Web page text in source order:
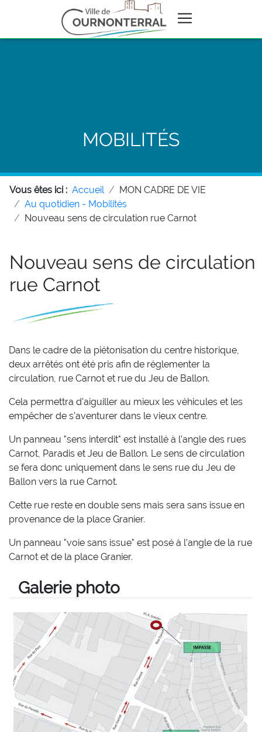
MOBILITÉS
Vous êtes ici : Accueil
MON CADRE DE VIE
Au quotidien - Mobilités
Nouveau sens de circulation rue Carnot
Nouveau sens de circulation
rue Carnot
Dans le cadre de la piétonisation du centre historique,
deux arrêtés ont été pris afin de réglementer la
circulation, rue Carnot et rue du Jeu de Ballon.
Cela permettra d'aiguiller au mieux les véhicules et les
empêcher de s’aventurer dans le vieux centre.
Un panneau "sens interdit" est installé à l’angle des rues
Carnot, Paradis et Jeu de Ballon. Le sens de circulation
se fera donc uniquement dans le sens rue du Jeu de
Ballon vers la rue Carnot.
Cette rue reste en double sens mais sera sans issue en
provenance de la place Granier.
Un panneau "voie sans issue" est posé à l’angle de la rue
Carnot et de la place Granier.
Galerie photo